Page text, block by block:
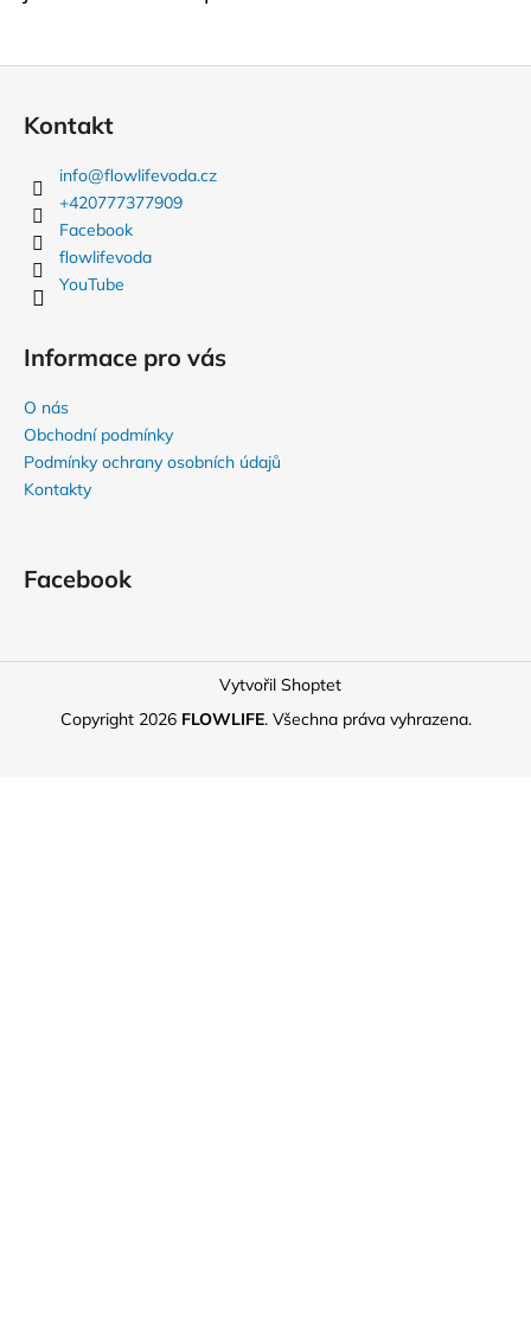
Kontakt
info@flowlifevoda.cz
+420777377909
Facebook
flowlifevoda
YouTube
Informace pro vás
O nás
Obchodní podmínky
Podmínky ochrany osobních údajů
Kontakty
Facebook
Vytvořil Shoptet
Copyright 2026 FLOWLIFE. Všechna práva vyhrazena.